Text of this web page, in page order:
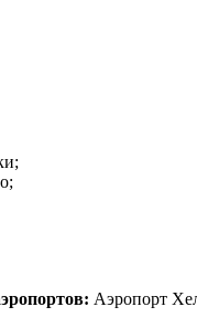
Аэропорт